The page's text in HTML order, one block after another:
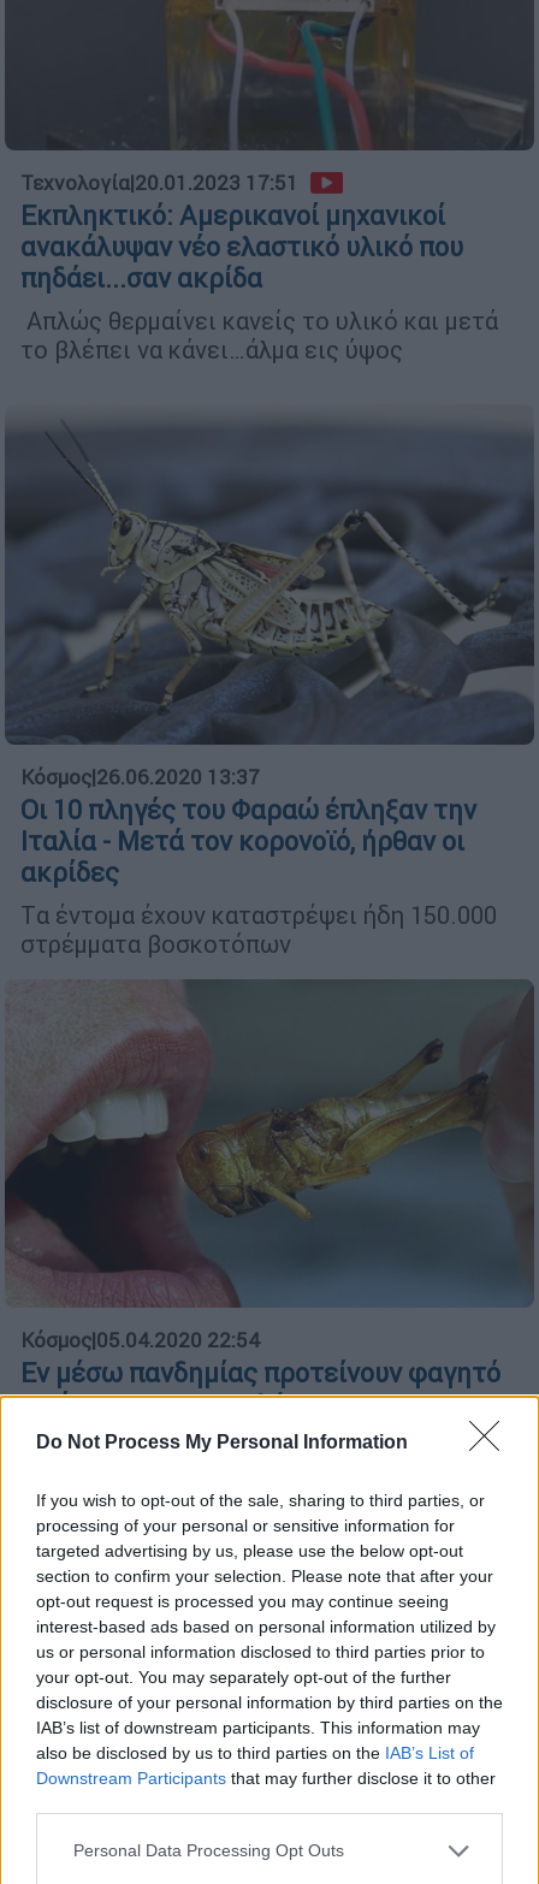
Do Not Process My Personal Information
If you wish to opt-out of the sale, sharing to third parties, or
processing of your personal or sensitive information for
targeted advertising by us, please use the below opt-out
section to confirm your selection. Please note that after your
opt-out request is processed you may continue seeing
interest-based ads based on personal information utilized by
us or personal information disclosed to third parties prior to
your opt-out. You may separately opt-out of the further
disclosure of your personal information by third parties on the
IAB’s list of downstream participants. This information may
also be disclosed by us to third parties on the IAB’s List of
Downstream Participants that may further disclose it to other
Please note that this website/app uses one or more Google
Personal Data Processing Opt Outs
Τεχνολογία|20.01.2023 17:51
Εκπληκτικό: Αμερικανοί μηχανικοί
ανακάλυψαν νέο ελαστικό υλικό που
πηδάει...σαν ακρίδα
Απλώς θερμαίνει κανείς το υλικό και μετά
το βλέπει να κάνει…άλμα εις ύψος
Κόσμος|26.06.2020 13:37
Οι 10 πληγές του Φαραώ έπληξαν την
Ιταλία - Μετά τον κορονοϊό, ήρθαν οι
ακρίδες
Tα έντομα έχουν καταστρέψει ήδη 150.000
στρέμματα βοσκοτόπων
Κόσμος|05.04.2020 22:54
Εν μέσω πανδημίας προτείνουν φαγητό
με έντομα και σκουλήκια
Διατροφολόγοι, περιβαλοντολόγοι και
δώσει άδειες για να τη βρώση εντόμων ως
ιδανική πηγή πρωτεϊνών